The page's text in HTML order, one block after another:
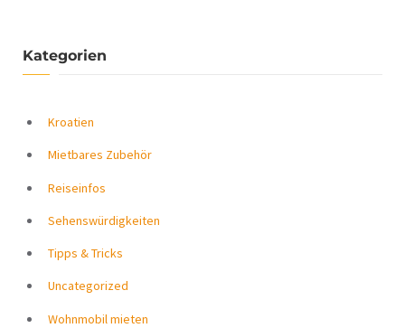
Kategorien
Kroatien
Mietbares Zubehör
Reiseinfos
Sehenswürdigkeiten
Tipps & Tricks
Uncategorized
Wohnmobil mieten